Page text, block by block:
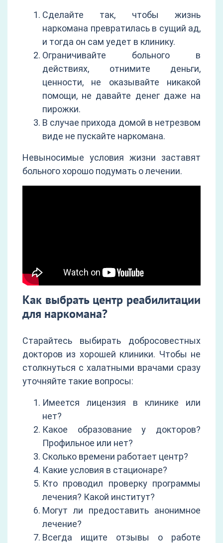
Сделайте так, чтобы жизнь
наркомана превратилась в сущий ад,
и тогда он сам уедет в клинику.
Ограничивайте больного в
действиях, отнимите деньги,
ценности, не оказывайте никакой
помощи, не давайте денег даже на
пирожки.
В случае прихода домой в нетрезвом
виде не пускайте наркомана.
Невыносимые условия жизни заставят
больного хорошо подумать о лечении.
Как выбрать центр реабилитации
для наркомана?
Старайтесь выбирать добросовестных
докторов из хорошей клиники. Чтобы не
столкнуться с халатными врачами сразу
уточняйте такие вопросы:
Имеется лицензия в клинике или
нет?
Какое образование у докторов?
Профильное или нет?
Сколько времени работает центр?
Какие условия в стационаре?
Кто проводил проверку программы
лечения? Какой институт?
Могут ли предоставить анонимное
лечение?
Всегда ищите отзывы о работе